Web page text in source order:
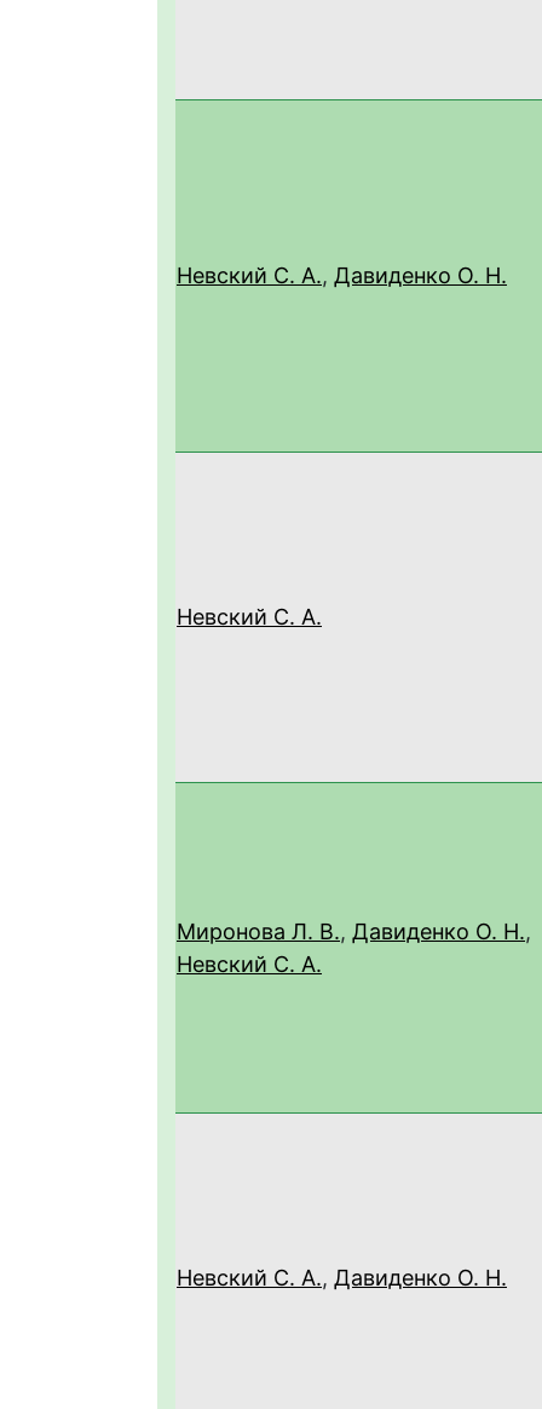
Невский С. А., Давиденко О. Н.
Невский С. А.
Миронова Л. В., Давиденко О. Н.,
Невский С. А.
Невский С. А., Давиденко О. Н.